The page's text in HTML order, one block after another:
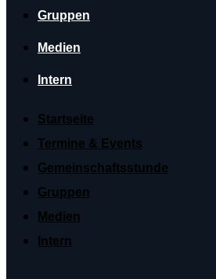
Gruppen
Medien
Intern
Startseite
Termine & Events
Gemeinschaftsstunde
Gruppen
Medien
Intern